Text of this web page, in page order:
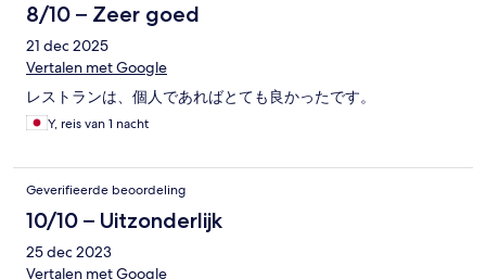
8/10 – Zeer goed
21 dec 2025
Vertalen met Google
レストランは、個人であればとても良かったです。
Y, reis van 1 nacht
Geverifieerde beoordeling
10/10 – Uitzonderlijk
25 dec 2023
Vertalen met Google